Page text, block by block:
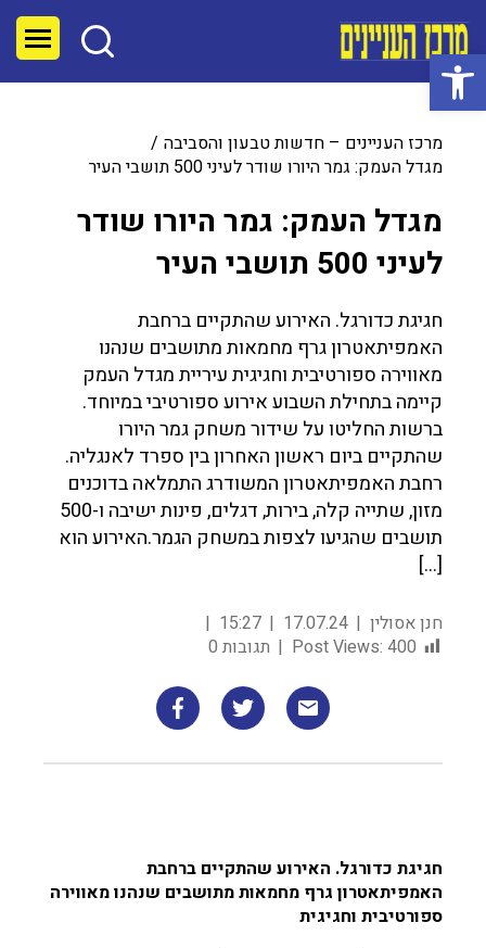
פתח סרגל נגישות
מרכז העניינים – חדשות טבעון והסביבה
מגדל העמק: גמר היורו שודר לעיני 500 תושבי העיר
מגדל העמק: גמר היורו שודר
לעיני 500 תושבי העיר
חגיגת כדורגל. האירוע שהתקיים ברחבת
האמפיתאטרון גרף מחמאות מתושבים שנהנו
מאווירה ספורטיבית וחגיגית עיריית מגדל העמק
קיימה בתחילת השבוע אירוע ספורטיבי במיוחד.
ברשות החליטו על שידור משחק גמר היורו
שהתקיים ביום ראשון האחרון בין ספרד לאנגליה.
רחבת האמפיתאטרון המשודרג התמלאה בדוכנים
מזון, שתייה קלה, בירות, דגלים, פינות ישיבה ו-500
תושבים שהגיעו לצפות במשחק הגמר.האירוע הוא
[…]
חנן אסולין 17.07.24
15:27
Post Views: 400 תגובות 0
חגיגת כדורגל. האירוע שהתקיים ברחבת
האמפיתאטרון גרף מחמאות מתושבים שנהנו מאווירה
ספורטיבית וחגיגית